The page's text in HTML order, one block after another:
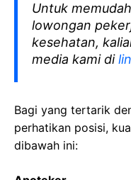
Untuk
lowongan
kesehatan,
media kami di
Bagi yang tertarik
perhatikan posisi,
dibawah ini: